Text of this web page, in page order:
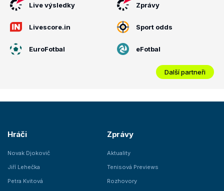
Live výsledky Zprávy
Livescore.in Sport odds
EuroFotbal eFotbal
Další partneři
Hráči
Novak Djokovič
Jiří Lehečka
Petra Kvitová
Zprávy
Aktuality
Tenisová Previews
Rozhovory